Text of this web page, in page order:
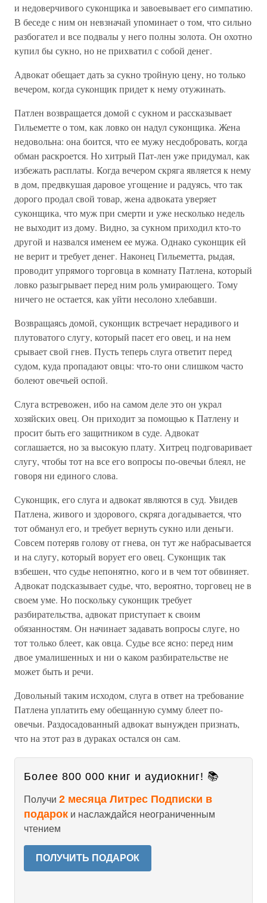
и недоверчивого суконщи­ка и завоевывает его симпатию.
В беседе с ним он невзначай упоминает о том, что сильно
разбогател и все подвалы у него полны золота. Он охотно
купил бы сукно, но не прихватил с собой денег.
Адвокат обещает дать за сукно тройную цену, но только
вечером, когда суконщик придет к нему отужинать.
Патлен возвращается домой с сукном и рассказывает
Гильеметте о том, как ловко он надул суконщика. Жена
недовольна: она боится, что ее мужу несдобровать, когда
обман раскроется. Но хитрый Пат-лен уже придумал, как
избежать расплаты. Когда вечером скряга яв­ляется к нему
в дом, предвкушая даровое угощение и радуясь, что так
дорого продал свой товар, жена адвоката уверяет
суконщика, что муж при смерти и уже несколько недель
не выходит из дому. Видно, за сукном приходил кто-то
другой и назвался именем ее мужа. Одна­ко суконщик ей
не верит и требует денег. Наконец Гильеметта, рыдая,
проводит упрямого торговца в комнату Патлена, который
ловко разыгрывает перед ним роль умирающего. Тому
ничего не ос­тается, как уйти несолоно хлебавши.
Возвращаясь домой, суконщик встречает нерадивого и
плутоватого слугу, который пасет его овец, и на нем
срывает свой гнев. Пусть те­перь слуга ответит перед
судом, куда пропадают овцы: что-то они слишком часто
болеют овечьей оспой.
Слуга встревожен, ибо на самом деле это он украл
хозяйских овец. Он приходит за помощью к Патлену и
просит быть его защит­ником в суде. Адвокат
соглашается, но за высокую плату. Хитрец подговаривает
слугу, чтобы тот на все его вопросы по-овечьи блеял, не
говоря ни единого слова.
Суконщик, его слуга и адвокат являются в суд. Увидев
Патлена, живого и здорового, скряга догадывается, что
тот обманул его, и тре­бует вернуть сукно или деньги.
Совсем потеряв голову от гнева, он тут же набрасывается
и на слугу, который ворует его овец. Суконщик так
взбешен, что судье непонятно, кого и в чем тот обвиняет.
Адво­кат подсказывает судье, что, вероятно, торговец не в
своем уме. Но поскольку суконщик требует
разбирательства, адвокат приступает к своим
обязанностям. Он начинает задавать вопросы слуге, но
тот только блеет, как овца. Судье все ясно: перед ним
двое умалишенных и ни о каком разбирательстве не
может быть и речи.
Довольный таким исходом, слуга в ответ на требование
Патлена уплатить ему обещанную сумму блеет по-
овечьи. Раздосадованный ад­вокат вынужден признать,
что на этот раз в дураках остался он сам.
Более 800 000 книг и аудиокниг! 📚
Получи 2 месяца Литрес Подписки в
подарок и наслаждайся неограниченным
чтением
ПОЛУЧИТЬ ПОДАРОК